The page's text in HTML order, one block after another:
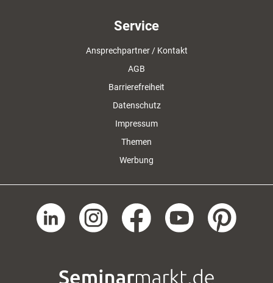
Service
Ansprechpartner / Kontakt
AGB
Barrierefreiheit
Datenschutz
Impressum
Themen
Werbung